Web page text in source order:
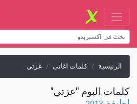
الرئيسية كلمات اغانى عزتي
كلمات البوم "عزتي"